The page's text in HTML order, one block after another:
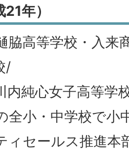
年）
脇高等学校・入来
/
心女子高等学
全小・中学校で小
ールス推進本